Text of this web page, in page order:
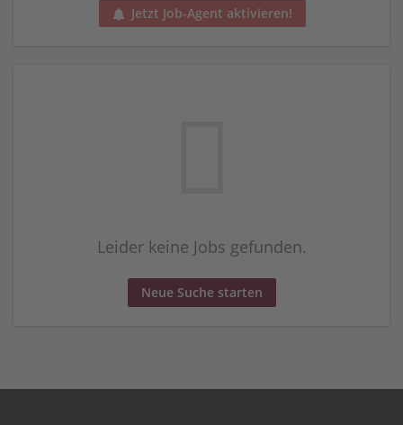
Jetzt Job-Agent aktivieren!
Leider keine Jobs gefunden.
Neue Suche starten